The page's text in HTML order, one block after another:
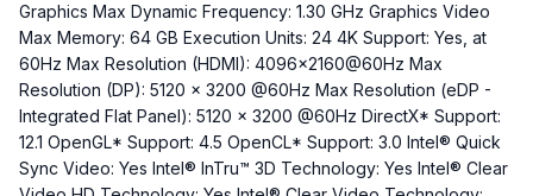
Graphics Max Dynamic Frequency: 1.30 GHz Graphics Video
Max Memory: 64 GB Execution Units: 24 4K Support: Yes, at
60Hz Max Resolution (HDMI): 4096x2160@60Hz Max
Resolution (DP): 5120 x 3200 @60Hz Max Resolution (eDP -
Integrated Flat Panel): 5120 x 3200 @60Hz DirectX* Support:
12.1 OpenGL* Support: 4.5 OpenCL* Support: 3.0 Intel® Quick
Sync Video: Yes Intel® InTru™ 3D Technology: Yes Intel® Clear